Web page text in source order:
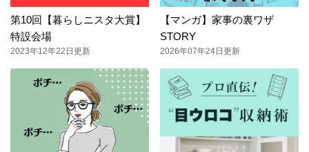
第10回【暮らしニスタ大賞】
特設会場
2023年12年22日更新
【マンガ】家事の裏ワザ
STORY
2026年07年24日更新